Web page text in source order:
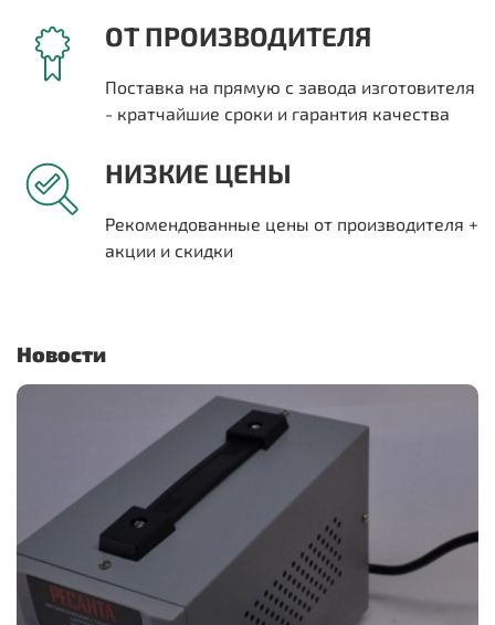
ОТ ПРОИЗВОДИТЕЛЯ
Поставка на прямую с завода изготовителя
- кратчайшие сроки и гарантия качества
НИЗКИЕ ЦЕНЫ
Рекомендованные цены от производителя +
акции и скидки
Новости